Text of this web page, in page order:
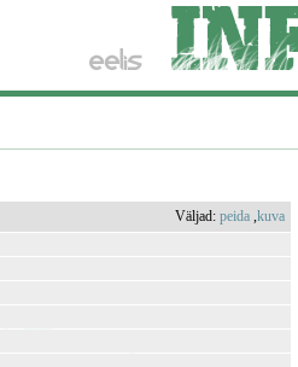
Väljad:peida ,kuva